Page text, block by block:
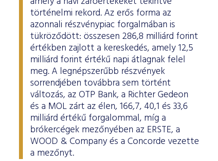
történelmi rekord. Az erős forma az
azonnali részvénypiac forgalmában is
tükröződött: összesen 286,8 milliárd forint
értékben zajlott a kereskedés, amely 12,5
milliárd forint értékű napi átlagnak felel
meg. A legnépszerűbb részvények
sorrendjében továbbra sem történt
változás, az OTP Bank, a Richter Gedeon
és a MOL zárt az élen, 166,7, 40,1 és 33,6
milliárd értékű forgalommal, míg a
brókercégek mezőnyében az ERSTE, a
WOOD & Company és a Concorde vezette
a mezőnyt.